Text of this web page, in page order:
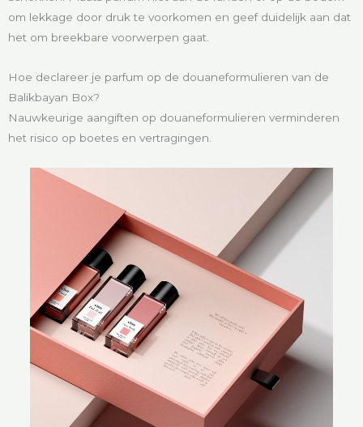
om lekkage door druk te voorkomen en geef duidelijk aan dat
het om breekbare voorwerpen gaat.
Hoe declareer je parfum op de douaneformulieren van de
Balikbayan Box?
Nauwkeurige aangiften op douaneformulieren verminderen
het risico op boetes en vertragingen.